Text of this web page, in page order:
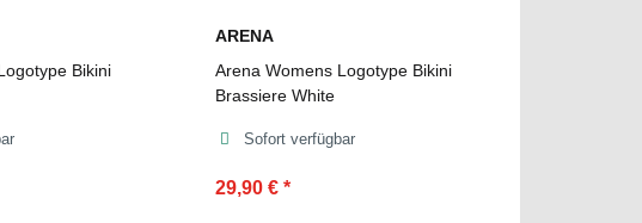
Bikini
ARENA
Arena Womens Logotype Bikini
Brassiere White
Sofort verfügbar
29,90 € *